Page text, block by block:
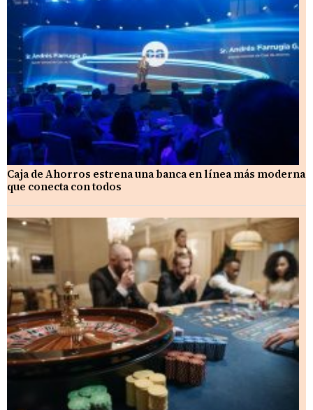
Caja de Ahorros estrena una banca en línea más moderna
que conecta con todos